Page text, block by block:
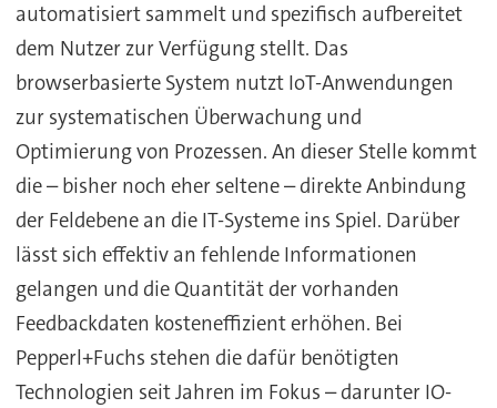
automatisiert sammelt und spezifisch aufbereitet
dem Nutzer zur Verfügung stellt. Das
browserbasierte System nutzt IoT-Anwendungen
zur systematischen Überwachung und
Optimierung von Prozessen. An dieser Stelle kommt
die – bisher noch eher seltene – direkte Anbindung
der Feldebene an die IT-Systeme ins Spiel. Darüber
lässt sich effektiv an fehlende Informationen
gelangen und die Quantität der vorhanden
Feedbackdaten kosteneffizient erhöhen. Bei
Pepperl+Fuchs stehen die dafür benötigten
Technologien seit Jahren im Fokus – darunter IO-